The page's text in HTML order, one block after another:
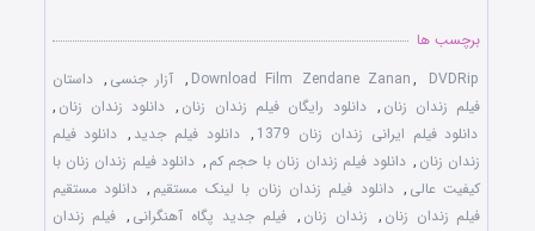
برچسب ها
Download Film Zendane Zanan, DVDRip
, آزار جنسی , داستان
فیلم زندان زنان , دانلود رایگان فیلم زندان زنان , دانلود زندان زنان ,
دانلود فیلم ایرانی زندان زنان 1379
, دانلود فیلم جدید , دانلود فیلم
زندان زنان , دانلود فیلم زندان زنان با حجم کم , دانلود فیلم زندان زنان با
کیفیت عالی , دانلود فیلم زندان زنان با لینک مستقیم , دانلود مستقیم
فیلم زندان زنان , زندان زنان , فیلم جدید پگاه آهنگرانی , فیلم زندان